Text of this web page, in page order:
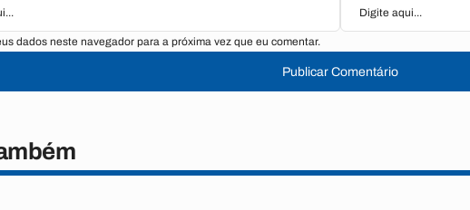
dados neste navegador para a próxima vez que eu comentar.
Publicar Comentário